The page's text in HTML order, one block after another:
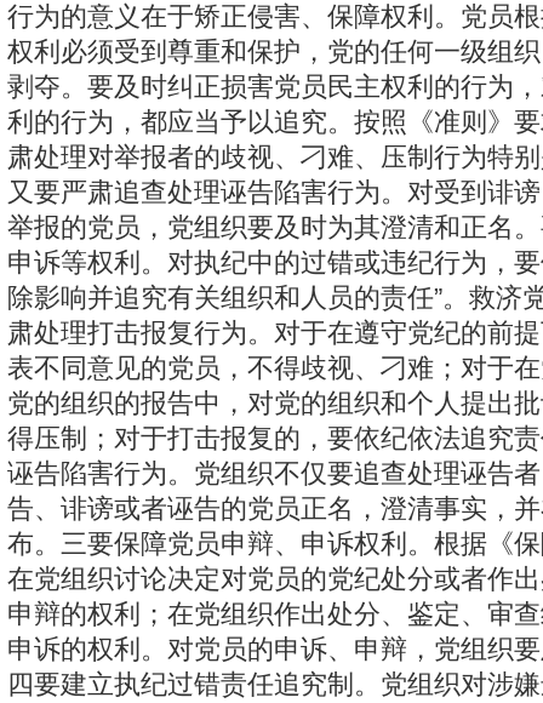
行为的意义在于矫正侵害、保障权利。党员
权利必须受到尊重和保护，党的任何一级组
剥夺。要及时纠正损害党员民主权利的行为
利的行为，都应当予以追究。按照《准则》
肃处理对举报者的歧视、刁难、压制行为特
又要严肃追查处理诬告陷害行为。对受到诽
举报的党员，党组织要及时为其澄清和正名
申诉等权利。对执纪中的过错或违纪行为，
除影响并追究有关组织和人员的责任”。救济
肃处理打击报复行为。对于在遵守党纪的前
表不同意见的党员，不得歧视、刁难；对于
党的组织的报告中，对党的组织和个人提出
得压制；对于打击报复的，要依纪依法追究
诬告陷害行为。党组织不仅要追查处理诬告
告、诽谤或者诬告的党员正名，澄清事实，
布。三要保障党员申辩、申诉权利。根据《
在党组织讨论决定对党员的党纪处分或者作
申辩的权利；在党组织作出处分、鉴定、审
申诉的权利。对党员的申诉、申辩，党组织
四要建立执纪过错责任追究制。党组织对涉